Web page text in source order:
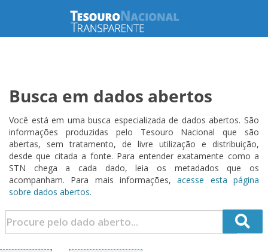
Busca em dados abertos
Você está em uma busca especializada de dados abertos. São
informações produzidas pelo Tesouro Nacional que são
abertas, sem tratamento, de livre utilização e distribuição,
desde que citada a fonte. Para entender exatamente como a
STN chega a cada dado, leia os metadados que os
acompanham. Para mais informações,acesse esta página
sobre dados abertos.